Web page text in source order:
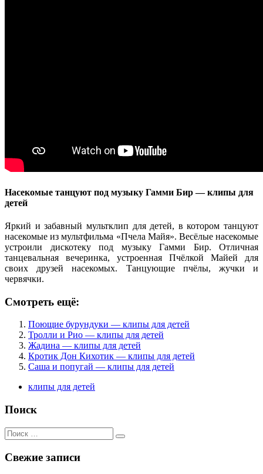
Насекомые танцуют под музыку Гамми Бир — клипы для
детей
Яркий и забавный мультклип для детей, в котором танцуют
насекомые из мультфильма «Пчела Майя». Весёлые насекомые
устроили дискотеку под музыку Гамми Бир. Отличная
танцевальная вечеринка, устроенная Пчёлкой Майей для
своих друзей насекомых. Танцующие пчёлы, жучки и
червячки.
Смотреть ещё:
Поющие бурундуки — клипы для детей
Тролли и Рио — клипы для детей
Жадина — клипы для детей
Кротик Дон Кихотик — клипы для детей
Саша и попугай — клипы для детей
клипы для детей
Поиск
Поиск
для:
Свежие записи